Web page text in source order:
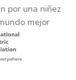
por una niñez
mejor